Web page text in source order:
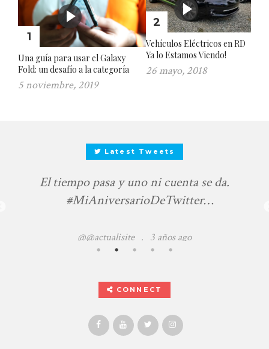
1
Una guía para usar el Galaxy
Fold: un desafío a la categoría
5 noviembre, 2019
2
Vehículos Eléctricos en RD
Ya lo Estamos Viendo!
26 mayo, 2018
Latest Tweets
El tiempo pasa y uno ni cuenta se da.
#MiAniversarioDeTwitter
@@actualisite . 3 años ago
CONNECT